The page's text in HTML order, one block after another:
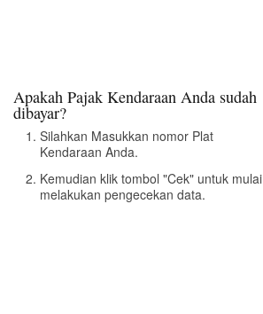
Apakah Pajak Kendaraan Anda sudah
dibayar?
Silahkan Masukkan nomor Plat
Kendaraan Anda.
Kemudian klik tombol "Cek" untuk mulai
melakukan pengecekan data.